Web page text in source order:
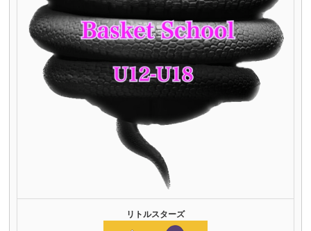
リトルスターズ